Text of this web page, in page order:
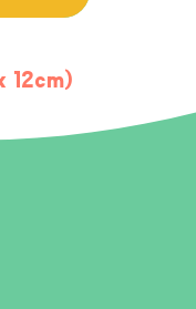
12cm)